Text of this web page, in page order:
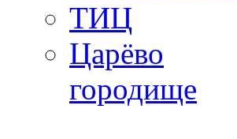
ТИЦ
Царёво
городище